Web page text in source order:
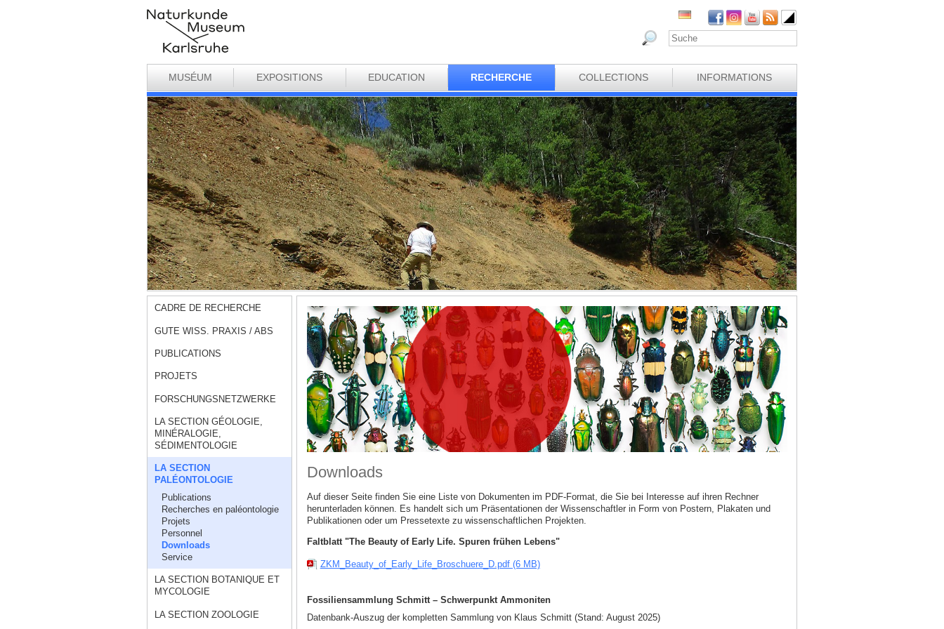
MUSÉUM EXPOSITIONS EDUCATION RECHERCHE COLLECTIONS INFORMATIONS
CADRE DE RECHERCHE
GUTE WISS. PRAXIS / ABS
PUBLICATIONS
PROJETS
FORSCHUNGSNETZWERKE
LA SECTION GÉOLOGIE,
MINÉRALOGIE,
SÉDIMENTOLOGIE
LA SECTION
PALÉONTOLOGIE
Publications
Recherches en paléontologie
Projets
Personnel
Downloads
Service
LA SECTION BOTANIQUE ET
MYCOLOGIE
LA SECTION ZOOLOGIE
Downloads
Auf dieser Seite finden Sie eine Liste von Dokumenten im PDF-Format, die Sie bei Interesse auf ihren Rechner
herunterladen können. Es handelt sich um Präsentationen der Wissenschaftler in Form von Postern, Plakaten und
Publikationen oder um Pressetexte zu wissenschaftlichen Projekten.
Faltblatt "The Beauty of Early Life. Spuren frühen Lebens"
ZKM_Beauty_of_Early_Life_Broschuere_D.pdf (6 MB)
Fossiliensammlung Schmitt – Schwerpunkt Ammoniten
Datenbank-Auszug der kompletten Sammlung von Klaus Schmitt (Stand: August 2025)